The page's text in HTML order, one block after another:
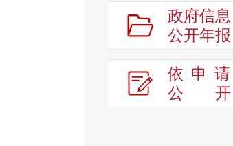
政府信息
公开年报
依申请
公
开